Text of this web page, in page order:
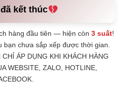
kết thúc
hàng đầu tiên — hiện còn3 suất!
chưa sắp xếp được thời gian.
ÁP DỤNG KHI KHÁCH HÀNG
WEBSITE, ZALO, HOTLINE,